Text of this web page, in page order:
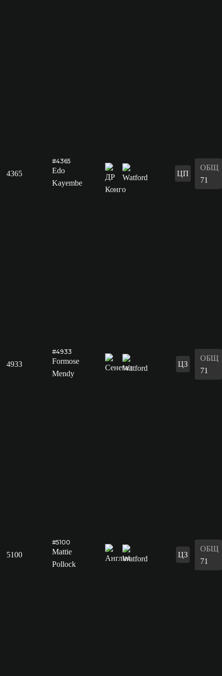
4365
#4365
Edo
Kayembe
ЦП
ОБЩ
71
4933
#4933
Formose
Mendy
ЦЗ
ОБЩ
71
5100
#5100
Mattie
Pollock
ЦЗ
ОБЩ
71